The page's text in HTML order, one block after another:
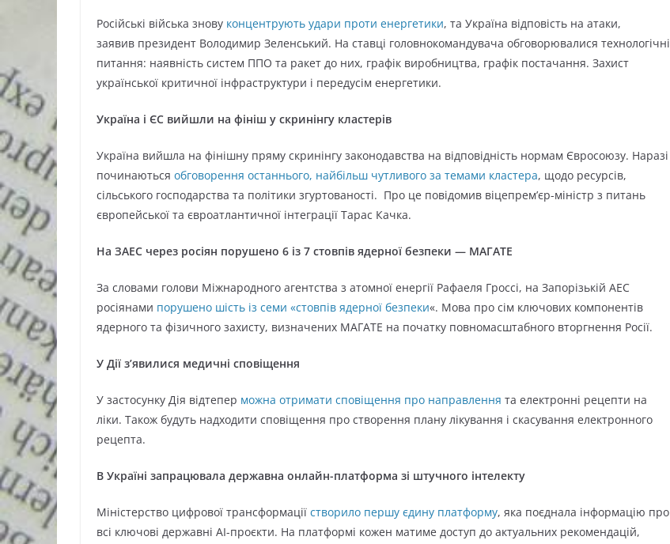
Російські війська знову концентрують удари проти енергетики, та Україна відповість на атаки,
заявив президент Володимир Зеленський. На ставці головнокомандувача обговорювалися технологічні
питання: наявність систем ППО та ракет до них, графік виробництва, графік постачання. Захист
української критичної інфраструктури і передусім енергетики.
Україна і ЄС вийшли на фініш у скринінгу кластерів
Україна вийшла на фінішну пряму скринінгу законодавства на відповідність нормам Євросоюзу. Наразі
починаються обговорення останнього, найбільш чутливого за темами кластера, щодо ресурсів,
сільського господарства та політики згуртованості. Про це повідомив віцепрем’єр-міністр з питань
європейської та євроатлантичної інтеграції Тарас Качка.
На ЗАЕС через росіян порушено 6 із 7 стовпів ядерної безпеки — МАГАТЕ
За словами голови Міжнародного агентства з атомної енергії Рафаеля Гроссі, на Запорізькій АЕС
росіянами порушено шість із семи «стовпів ядерної безпеки«. Мова про сім ключових компонентів
ядерного та фізичного захисту, визначених МАГАТЕ на початку повномасштабного вторгнення Росії.
У Дії з’явилися медичні сповіщення
У застосунку Дія відтепер можна отримати сповіщення про направлення та електронні рецепти на
ліки. Також будуть надходити сповіщення про створення плану лікування і скасування електронного
рецепта.
В Україні запрацювала державна онлайн-платформа зі штучного інтелекту
Міністерство цифрової трансформації створило першу єдину платформу, яка поєднала інформацію про
всі ключові державні АІ-проєкти. На платформі кожен матиме доступ до актуальних рекомендацій,